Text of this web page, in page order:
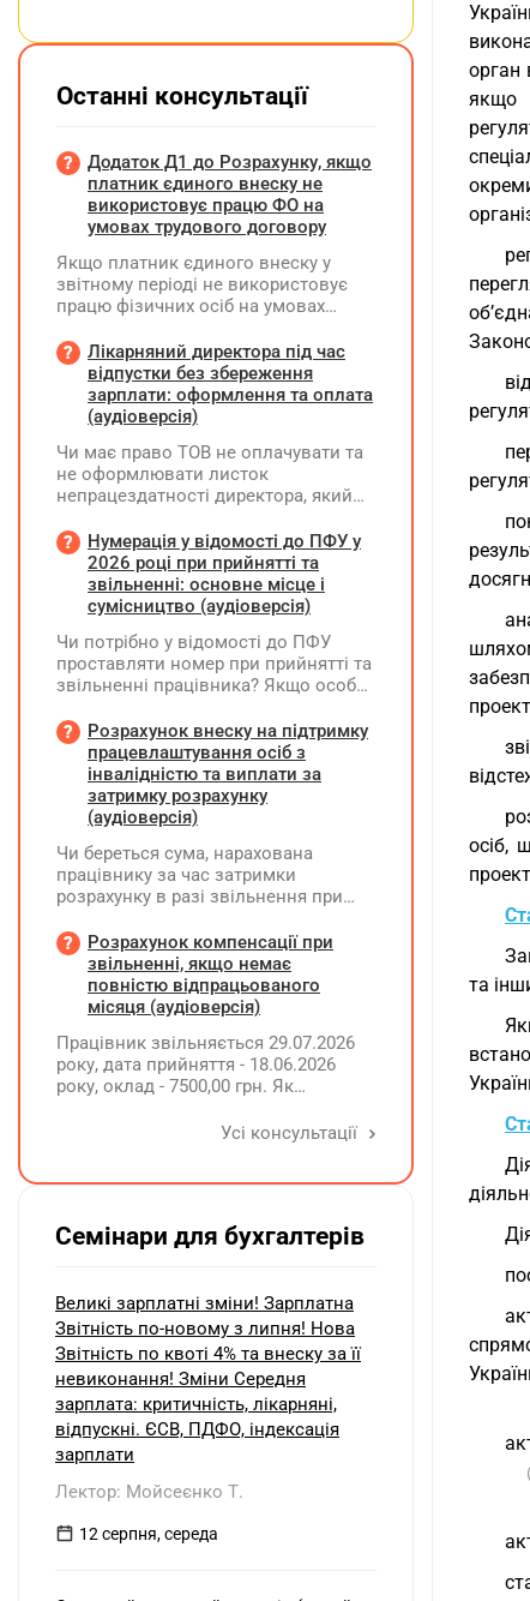
орган
якщо
осіб,
та
Останні консультації
Додаток Д1 до Розрахунку, якщо
платник єдиного внеску не
використовує працю ФО на
умовах трудового договору
Якщо платник єдиного внеску у
звітному періоді не використовує
працю фізичних осіб на умовах
на інших умовах, передбачених
законодавством, Додаток Д1/
Додаток ФІЗ-Д1 за відповідний
період не подається
Лікарняний директора під час
відпустки без збереження
зарплати: оформлення та оплата
(аудіоверсія)
Чи має право ТОВ не оплачувати та
не оформлювати листок
непрацездатності директора, який
збереження заробітної плати під час
призупинення діяльності
підприємства?
Нумерація у відомості до ПФУ у
2026 році при прийнятті та
звільненні: основне місце і
сумісництво (аудіоверсія)
Чи потрібно у відомості до ПФУ
проставляти номер при прийнятті та
звільненні працівника? Якщо особа
місцем роботи та за сумісництвом,
чи рахується це як два роботодавці?
Розрахунок внеску на підтримку
працевлаштування осіб з
інвалідністю та виплати за
затримку розрахунку
(аудіоверсія)
Чи береться сума, нарахована
працівнику за час затримки
розрахунку в разі звільнення при
заробітної плати (винагороди), для
розрахунку внеску на підтримку
працевлаштування осіб з
інвалідністю?
Розрахунок компенсації при
звільненні, якщо немає
повністю відпрацьованого
місяця (аудіоверсія)
Працівник звільняється 29.07.2026
року, дата прийняття - 18.06.2026
року, оклад - 7500,00 грн. Як
невикористаних днів відпустки при
Усі консультації
Семінари для бухгалтерів
Великі зарплатні зміни! Зарплатна
Звітність по-новому з липня! Нова
Звітність по квоті 4% та внеску за її
невиконання! Зміни Середня
зарплата: критичність, лікарняні,
відпускні. ЄСВ, ПДФО, індексація
зарплати
Лектор: Мойсеєнко Т.
12 серпня, середа